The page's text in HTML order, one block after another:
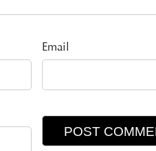
Email